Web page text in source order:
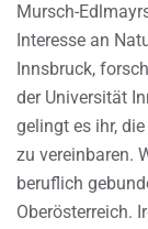
Mursch-
Interesse an
Innsbruck,
der Universität
gelingt es ihr,
zu vereinbaren.
beruflich
Oberösterreich.